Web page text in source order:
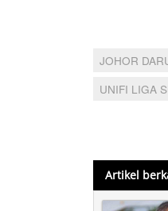
JOHOR
UNIFI LIGA
Artikel